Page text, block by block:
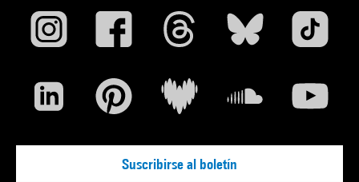
Suscribirse al boletín